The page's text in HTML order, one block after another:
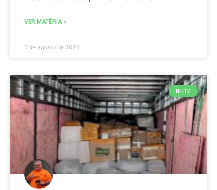
VER MATÉRIA »
5 de agosto de 2026
BLITZ